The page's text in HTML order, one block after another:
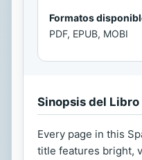
Formatos
PDF, EPUB, MOBI
Sinopsis del Libro
Every page in this
title features bright,